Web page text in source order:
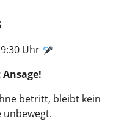
Uhr
betritt, bleibt kein
unbewegt.